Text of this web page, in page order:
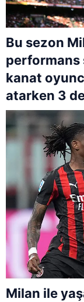
Bu sezon
performans
kanat
atarken 3
Milan ile